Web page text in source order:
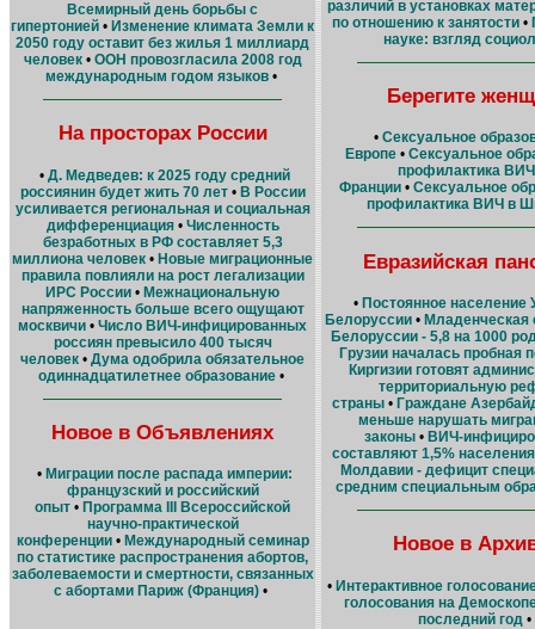
Всемирный день борьбы с
гипертонией • Изменение климата Земли к
2050 году оставит без жилья 1 миллиард
человек• ООН провозгласила 2008 год
международным годом языков•
На просторах России
• Д. Медведев: к 2025 году средний
россиянин будет жить 70 лет•В России
усиливается региональная и социальная
дифференциация• Численность
безработных в РФ составляет 5,3
миллиона человек • Новые миграционные
правила повлияли на рост легализации
ИРС России • Межнациональную
напряженность больше всего ощущают
москвичи • Число ВИЧ-инфицированных
россиян превысило 400 тысяч
человек • Дума одобрила обязательное
одиннадцатилетнее образование•
Новое в Объявлениях
• Миграции после распада империи:
французский и российский
опыт • Программа III Всероссийской
научно-практической
конференции• Международный семинар
по статистике распространения абортов,
заболеваемости и смертности, связанных
с абортами Париж (Франция) •
различий в установках
по отношению к занятости •
науке: взгляд
Берегите
• Сексуальное
Европе• Сексуальное
профилактика
Франции • Сексуальное
профилактика ВИЧ в
Евразийская
• Постоянное население
Белоруссии • Младенческая
Белоруссии - 5,8 на 1000
Грузии началась пробная
Киргизии готовят
территориальную
страны • Граждане
меньше нарушать
законы • ВИЧ-
составляют 1,5%
Молдавии - дефицит
средним специальным
Новое в
• Интерактивное
голосования на
последний год •